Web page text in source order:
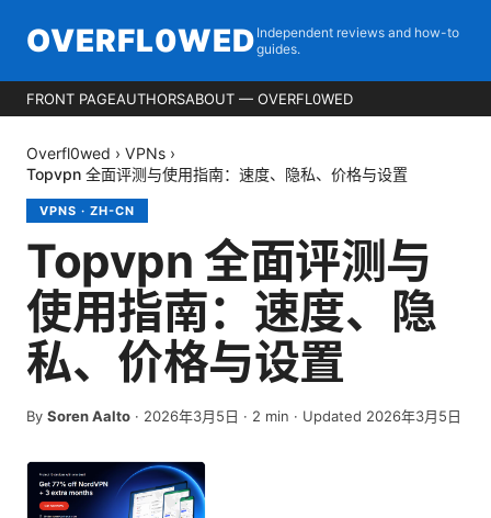
OVERFL0WED Independent reviews and how-to
guides.
FRONT PAGEAUTHORSABOUT — OVERFL0WED
Overfl0wed › VPNs ›
Topvpn 全面评测与使用指南：速度、隐私、价格与设置
VPNS · ZH-CN
Topvpn 全面评测与
使用指南：速度、隐
私、价格与设置
By Soren Aalto · 2026年3月5日 · 2 min · Updated 2026年3月5日